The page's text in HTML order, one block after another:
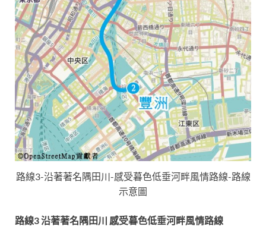
路線3-沿著著名隅田川-感受暮色低垂河畔風情路線-路線
示意圖
路線3 沿著著名隅田川 感受暮色低垂河畔風情路線